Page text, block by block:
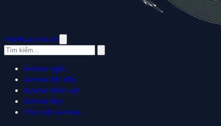
manhua.edu.vn
Anime ngầu
Anime độc đáo
Anime nhân vật
Anime đẹp
Thư viện Anime